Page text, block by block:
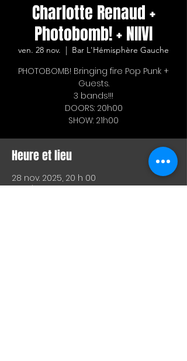
Charlotte Renaud +
Photobomb! + NIIVI
ven. 28 nov. Bar L'Hémisphère Gauche
PHOTOBOMB! Bringing fire Pop Punk +
Guests.
3 bands!!!
DOORS: 20h00
SHOW: 21h00
Heure et lieu
28 nov. 2025, 20 h 00
Bar L'Hémisphère Gauche, 221 Rue